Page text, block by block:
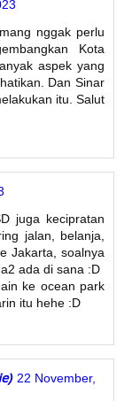
nggak perlu
Kota
aspek yang
Dan Sinar
itu. Salut
juga kecipratan
jalan, belanja,
Jakarta, soalnya
ada di sana :D
ke ocean park
itu hehe :D
22 November,